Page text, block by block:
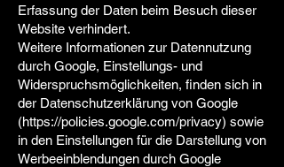
Erfassung der Daten beim Besuch dieser
Website verhindert.
Weitere Informationen zur Datennutzung
durch Google, Einstellungs- und
Widerspruchsmöglichkeiten, finden sich in
der Datenschutzerklärung von Google
(https://policies.google.com/privacy) sowie
in den Einstellungen für die Darstellung von
Werbeeinblendungen durch Google